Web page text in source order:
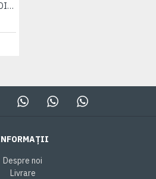
DISC SUPORT INTERMEDIAR
Despre noi
Livrare